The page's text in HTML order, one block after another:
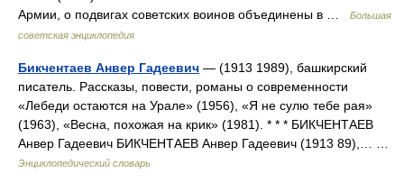
Армии, о подвигах советских воинов объединены в …
Большая
советская энциклопедия
Бикчентаев Анвер Гадеевич — (1913 1989), башкирский
писатель. Рассказы, повести, романы о современности
«Лебеди остаются на Урале» (1956), «Я не сулю тебе рая»
(1963), «Весна, похожая на крик» (1981). * * * БИКЧЕНТАЕВ
Анвер Гадеевич БИКЧЕНТАЕВ Анвер Гадеевич (1913 89),… …
Энциклопедический словарь